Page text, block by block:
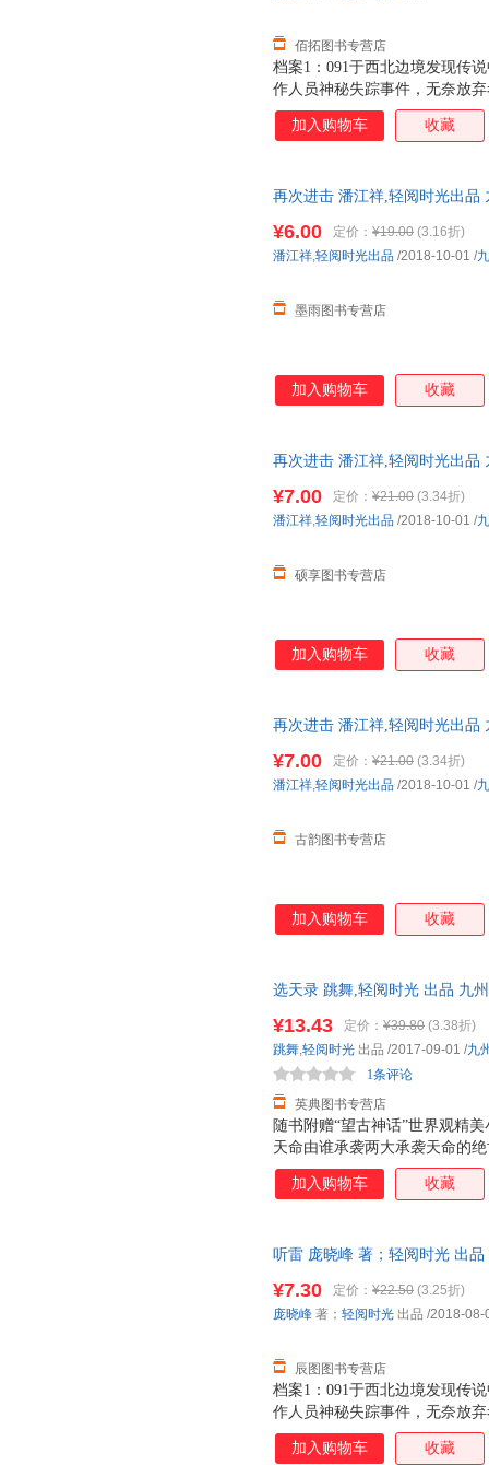
档案1：091于西北边境发现传
作人员神秘失踪事件，无奈放
候48天个日夜，终于成功拍摄
本； 档案3：091于某地发现
而又神秘的部队，专门负责各
中的神仙岛为什么会有奇特的
死如归的热血青年，数次深入
佰拓图书专营店
加入购物车 收藏
再次进击 潘江祥,轻阅时光出品
¥6.00 定价： ¥19.00 (3.16折)
墨雨图书专营店
潘江祥,轻阅时光出品 /2018-10-01 /
加入购物车 收藏
再次进击 潘江祥,轻阅时光出品
¥7.00 定价： ¥21.00 (3.34折)
硕享图书专营店
潘江祥,轻阅时光出品 /2018-10-01 /
加入购物车 收藏
再次进击 潘江祥,轻阅时光出品
¥7.00 定价： ¥21.00 (3.34折)
古韵图书专营店
潘江祥,轻阅时光出品 /2018-10-01 /
加入购物车 收藏
选天录 跳舞,轻阅时光 出品 九州
随书附赠“望古神话”世界观精
天命由谁承袭两大承袭天命的
开启轮回之战回归华夏民族精
界重构神话、重演历史、重现
全方位推出2017年超级IP打造
¥13.43 定价： ¥39.80 (3.38折)
英典图书专营店
1条评论
跳舞,轻阅时光 出品 /2017-09-01 /九
加入购物车 收藏
听雷 庞晓峰 著；轻阅时光 出品
档案1：091于西北边境发现传
作人员神秘失踪事件，无奈放
候48天个日夜，终于成功拍摄
本； 档案3：091于某地发现
¥7.30 定价： ¥22.50 (3.25折)
辰图图书专营店
庞晓峰 著； 轻阅时光 出品 /2018-08-
加入购物车 收藏